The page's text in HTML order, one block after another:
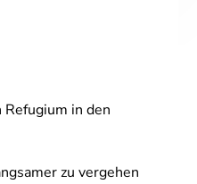
in den
zu vergehen